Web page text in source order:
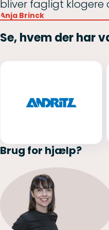
bliver fagligt klogere
Anja Brinck
Se, hvem der har
Brug for hjælp?